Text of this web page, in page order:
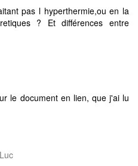
pas l hyperthermie,ou en la
? Et différences entre
le document en lien, que j'ai lu